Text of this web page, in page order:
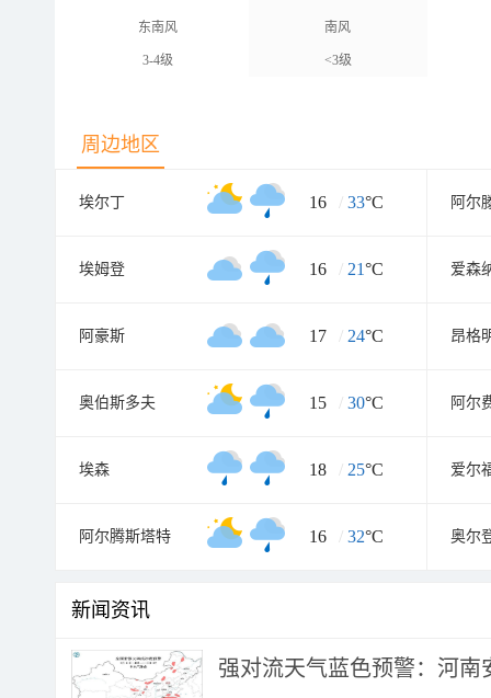
东南风
3-4级
南风
<3级
周边地区
埃尔丁 16 / 33°C 阿尔
埃姆登 16 / 21°C 爱森
阿豪斯 17 / 24°C 昂格
奥伯斯多夫 15 / 30°C 阿尔
埃森 18 / 25°C 爱尔
阿尔腾斯塔特 16 / 32°C 奥尔
新闻资讯
强对流天气蓝色预警：河南